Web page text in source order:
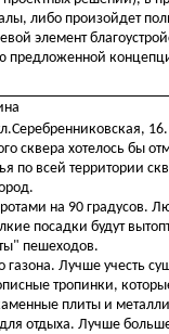
либо произойдет
элемент
предложенной
16.
сквера хотелось бы
по всей территории
на 90 градусов.
посадки будут
пешеходов.
Лучше учесть
тропинки,
плиты и
отдыха. Лучше